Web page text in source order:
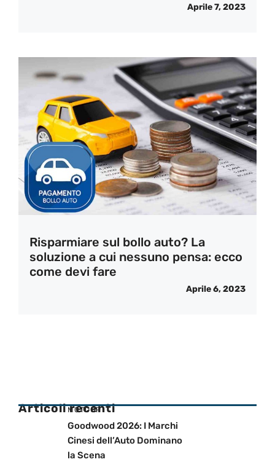
Aprile 7, 2023
Risparmiare sul bollo auto? La
soluzione a cui nessuno pensa: ecco
come devi fare
Aprile 6, 2023
Articoli recenti
MOTOGP
Goodwood 2026: I Marchi
Cinesi dell’Auto Dominano
la Scena